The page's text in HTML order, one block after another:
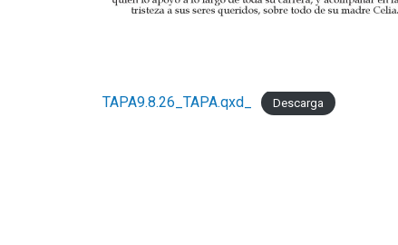
TAPA9.8.26_TAPA.qxd_ Descarga